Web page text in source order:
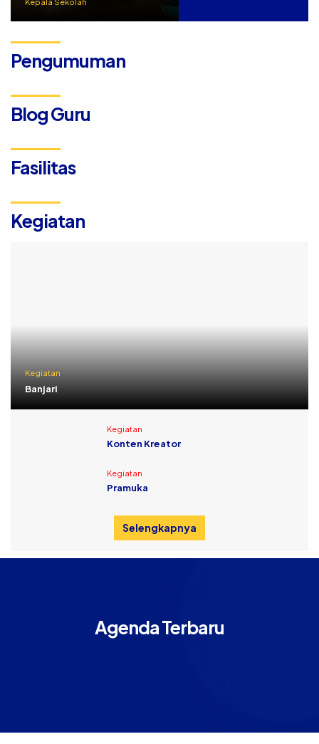
Pengumuman
Blog Guru
Fasilitas
Kegiatan
Kegiatan
Banjari
Kegiatan
Konten Kreator
Kegiatan
Pramuka
Selengkapnya
Agenda Terbaru